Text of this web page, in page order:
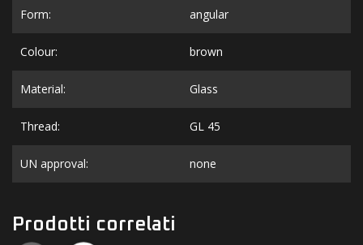
Form: angular
Colour: brown
Material: Glass
Thread: GL 45
UN approval: none
Prodotti correlati